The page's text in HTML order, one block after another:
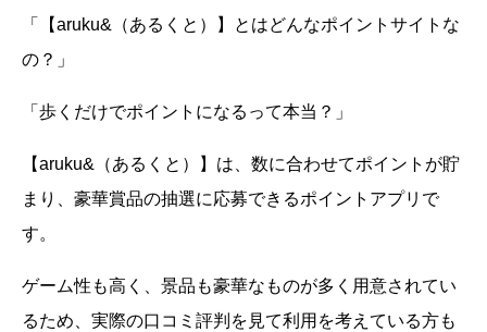
「【aruku&（あるくと）】とはどんなポイントサイトな
の？」
「歩くだけでポイントになるって本当？」
【aruku&（あるくと）】は、数に合わせてポイントが貯
まり、豪華賞品の抽選に応募できるポイントアプリで
す。
ゲーム性も高く、景品も豪華なものが多く用意されてい
るため、実際の口コミ評判を見て利用を考えている方も